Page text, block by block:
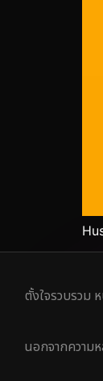
ตั้งใจรวบรวม
นอกจากความ